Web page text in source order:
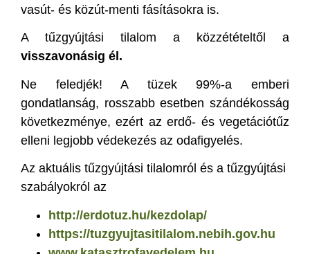
vasút- és közút-menti fásításokra is.
A tűzgyújtási tilalom a közzétételtől a
visszavonásig él.
Ne feledjék! A tüzek 99%-a emberi
gondatlanság, rosszabb esetben szándékosság
következménye, ezért az erdő- és vegetációtűz
elleni legjobb védekezés az odafigyelés.
Az aktuális tűzgyújtási tilalomról és a tűzgyújtási
szabályokról az
http://erdotuz.hu/kezdolap/
https://tuzgyujtasitilalom.nebih.gov.hu